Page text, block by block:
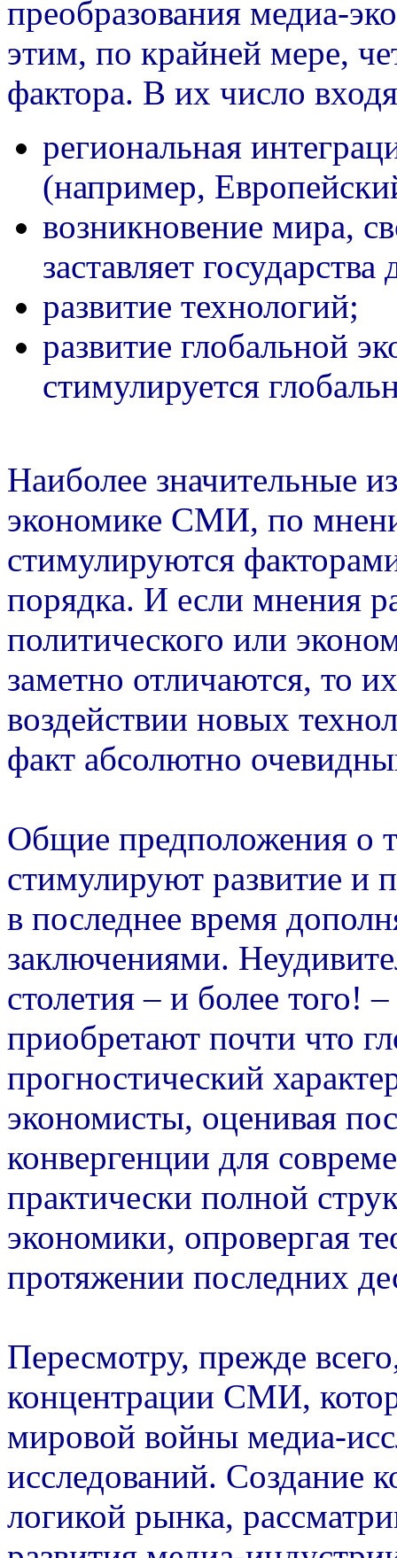
преобразования медиа-
этим, по крайней мере,
фактора. В их число
региональная
(например,
возникновение мира,
заставляет
развитие технологий;
развитие глобальной
стимулируется
Наиболее значительные
экономике СМИ, по
стимулируются
порядка. И если мнения
политического или
заметно отличаются, то
воздействии новых
факт абсолютно
Общие предположения о
стимулируют развитие и
в последнее время
заключениями.
столетия – и более того!
приобретают почти что
прогностический
экономисты, оценивая
конвергенции для
практически полной
экономики, опровергая
протяжении последних
Пересмотру, прежде
концентрации СМИ,
мировой войны медиа-
исследований. Создание
логикой рынка,